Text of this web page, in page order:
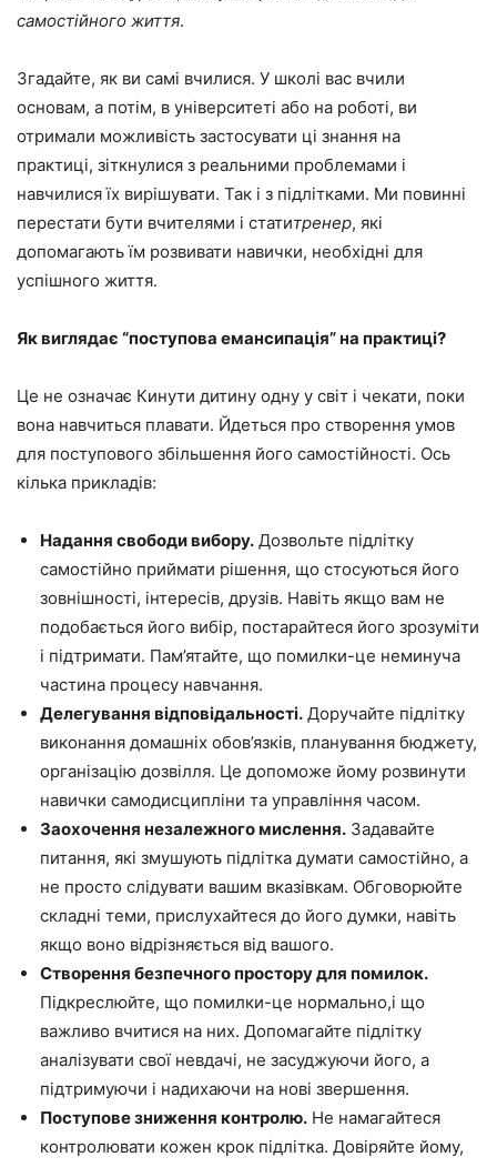
самостійного життя.
Згадайте, як ви самі вчилися. У школі вас вчили
основам, а потім, в університеті або на роботі, ви
отримали можливість застосувати ці знання на
практиці, зіткнулися з реальними проблемами і
навчилися їх вирішувати. Так і з підлітками. Ми повинні
перестати бути вчителями і статитренер, які
допомагають їм розвивати навички, необхідні для
успішного життя.
Як виглядає “поступова емансипація” на практиці?
Це не означає Кинути дитину одну у світ і чекати, поки
вона навчиться плавати. Йдеться про створення умов
для поступового збільшення його самостійності. Ось
кілька прикладів:
Надання свободи вибору. Дозвольте підлітку
самостійно приймати рішення, що стосуються його
зовнішності, інтересів, друзів. Навіть якщо вам не
подобається його вибір, постарайтеся його зрозуміти
і підтримати. Пам’ятайте, що помилки-це неминуча
частина процесу навчання.
Делегування відповідальності. Доручайте підлітку
виконання домашніх обов’язків, планування бюджету,
організацію дозвілля. Це допоможе йому розвинути
навички самодисципліни та управління часом.
Заохочення незалежного мислення. Задавайте
питання, які змушують підлітка думати самостійно, а
не просто слідувати вашим вказівкам. Обговорюйте
складні теми, прислухайтеся до його думки, навіть
якщо воно відрізняється від вашого.
Створення безпечного простору для помилок.
Підкреслюйте, що помилки-це нормально,і що
важливо вчитися на них. Допомагайте підлітку
аналізувати свої невдачі, не засуджуючи його, а
підтримуючи і надихаючи на нові звершення.
Поступове зниження контролю. Не намагайтеся
контролювати кожен крок підлітка. Довіряйте йому,